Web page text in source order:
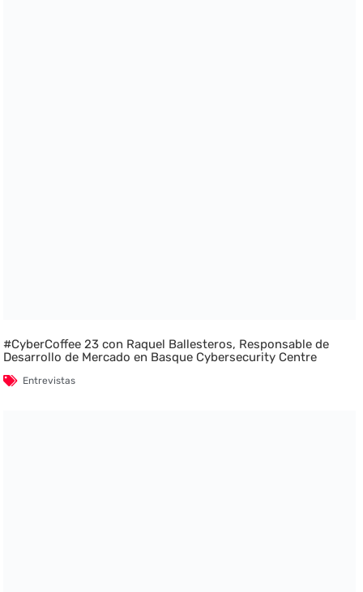
#CyberCoffee 23 con Raquel Ballesteros, Responsable de
Desarrollo de Mercado en Basque Cybersecurity Centre
Entrevistas